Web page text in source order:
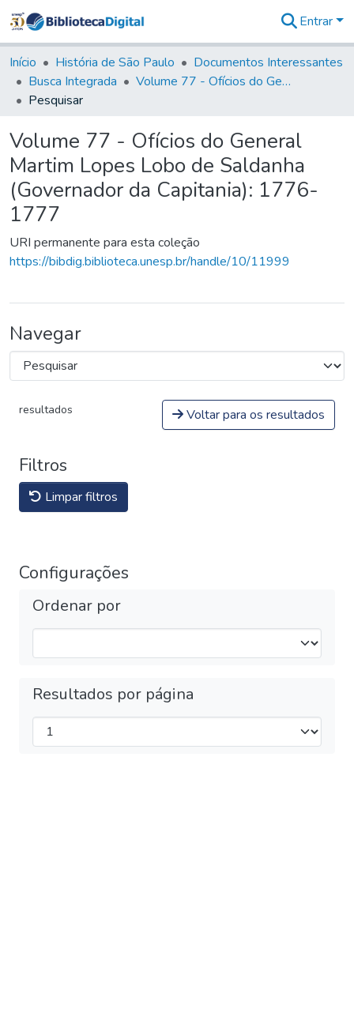
&
Coleções
Tudo na
Estatísticas
Entrar
Início História de São Paulo
Documentos Interessantes
Busca Integrada
Volume 77 - Ofícios do General Martim Lopes Lobo de Saldanha (Governador da Capitania): 1776-1777
Pesquisar
Volume 77 - Ofícios do General
Martim Lopes Lobo de Saldanha
(Governador da Capitania): 1776-
1777
URI permanente para esta coleção
https://bibdig.biblioteca.unesp.br/handle/10/11999
Navegar
resultados Voltar para os resultados
Filtros
Limpar filtros
Configurações
Ordenar por
Resultados por página